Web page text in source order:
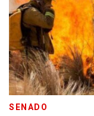
SENADO